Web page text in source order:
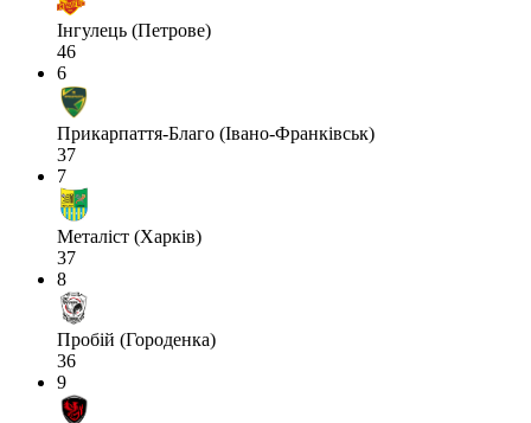
Інгулець (Петрове)
46
6
Прикарпаття-Благо (Івано-Франківськ)
37
7
Металіст (Харків)
37
8
Пробій (Городенка)
36
9